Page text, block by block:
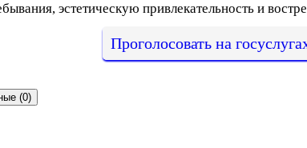
эстетическую привлекательность и
Проголосовать на
(0)